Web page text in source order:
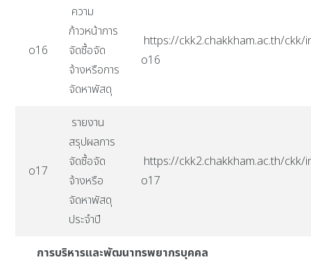
o16
ความ
ก้าวหน้าการ
จัดซื้อจัด
จ้างหรือการ
จัดหาพัสดุ
https://ckk2.chakkham.ac.th/
o16
o17
รายงาน
สรุปผลการ
จัดซื้อจัด
จ้างหรือ
จัดหาพัสดุ
ประจำปี
https://ckk2.chakkham.ac.th/
o17
การบริหารและพัฒนาทรพยากรบุคคล